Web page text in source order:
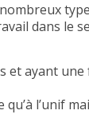
dans le
et ayant
l’unif